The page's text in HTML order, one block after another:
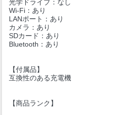
光学ドライブ：なし
Wi-Fi：あり
LANポート：あり
カメラ：あり
SDカード：あり
Bluetooth：あり
【付属品】
互換性のある充電機
【商品ランク】